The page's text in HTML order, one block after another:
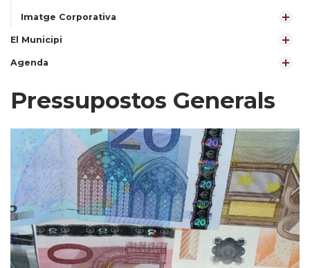
Imatge Corporativa
El Municipi
Agenda
Pressupostos Generals